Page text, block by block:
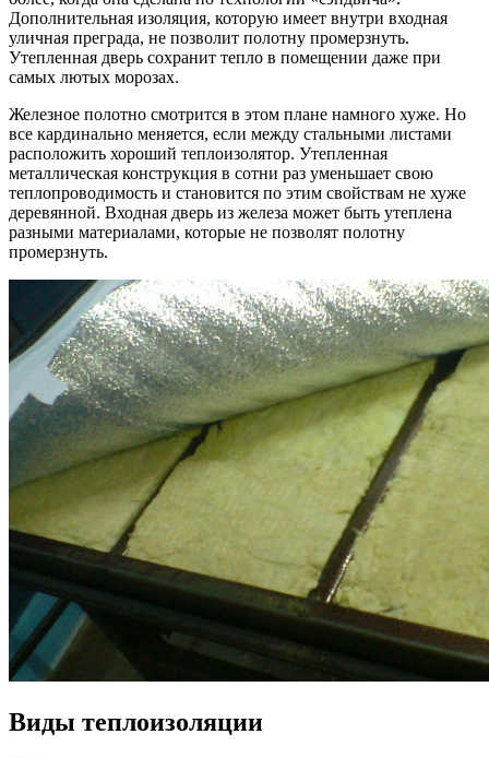
Дополнительная изоляция, которую имеет внутри входная
уличная преграда, не позволит полотну промерзнуть.
Утепленная дверь сохранит тепло в помещении даже при
самых лютых морозах.
Железное полотно смотрится в этом плане намного хуже. Но
все кардинально меняется, если между стальными листами
расположить хороший теплоизолятор. Утепленная
металлическая конструкция в сотни раз уменьшает свою
теплопроводимость и становится по этим свойствам не хуже
деревянной. Входная дверь из железа может быть утеплена
разными материалами, которые не позволят полотну
промерзнуть.
Виды теплоизоляции